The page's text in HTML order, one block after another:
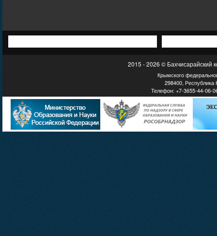
2015 - 2026 © Бахчисарайский
Крымского
298400, Республика
Телефон: +7-3655-44-06-